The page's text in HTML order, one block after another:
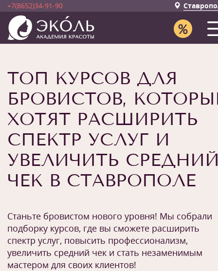
+7(8652)34-91-90
ТОП КУРСОВ ДЛЯ
БРОВИСТОВ,
ХОТЯТ РАСШИРИТЬ
СПЕКТР УСЛУГ И
УВЕЛИЧИТЬ
ЧЕК В СТАВРОПОЛЕ
Станьте бровистом нового уровня! Мы собрали
подборку курсов, где вы сможете расширить
спектр услуг, повысить профессионализм,
увеличить средний чек и стать незаменимым
мастером для своих клиентов!